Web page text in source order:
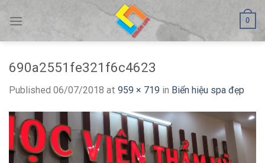
0
690a2551fe321f6c4623
Published 06/07/2018 at 959 × 719 in Biển hiệu spa đẹp